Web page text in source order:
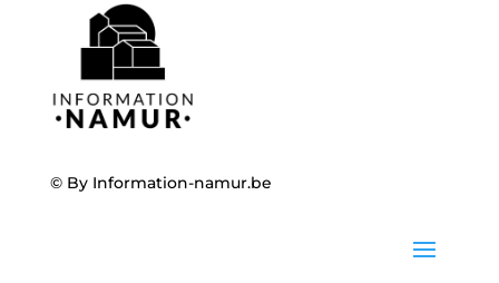
la
nouvelle
citadine
100
%
débarque
© By Information-namur.be